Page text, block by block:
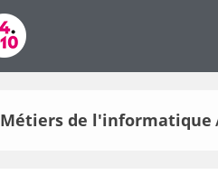
Métiers de l'informatique